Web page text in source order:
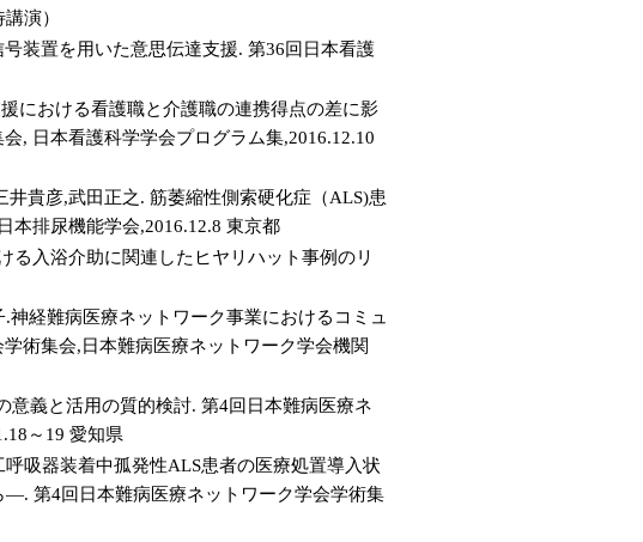
演）
装置を用いた意思伝達支援. 第36回日本看護
における看護職と介護職の連携得点の差に影
, 日本看護科学学会プログラム集,2016.12.10
貴彦,武田正之. 筋萎縮性側索硬化症（ALS)患
本排尿機能学会,2016.12.8 東京都
る入浴介助に関連したヒヤリハット事例のリ
経難病医療ネットワーク事業におけるコミュ
術集会,日本難病医療ネットワーク学会機関
義と活用の質的検討. 第4回日本難病医療ネ
～19 愛知県
吸器装着中孤発性ALS患者の医療処置導入状
第4回日本難病医療ネットワーク学会学術集